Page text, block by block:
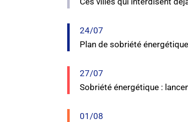
24/07
Plan de sobriété
27/07
Sobriété énergétique :
01/08